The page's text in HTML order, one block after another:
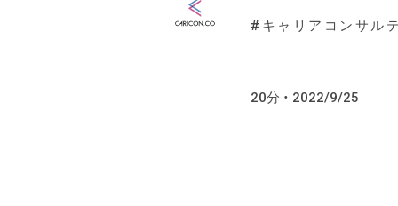
キャリアコンサル
20分 ・ 2022/9/25